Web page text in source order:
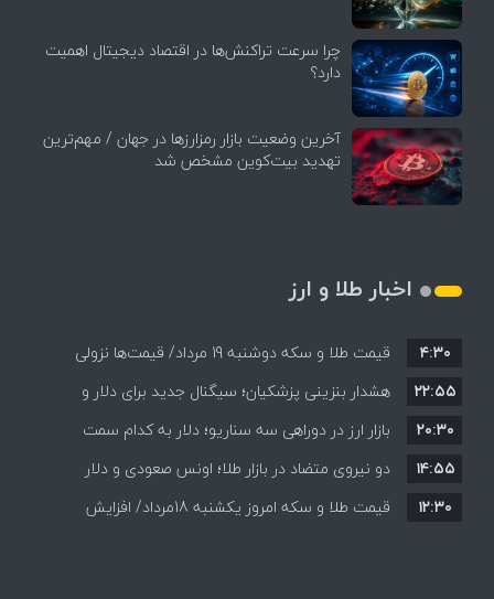
چرا سرعت تراکنش‌ها در اقتصاد دیجیتال اهمیت
دارد؟
آخرین وضعیت بازار رمزارزها در جهان / مهم‌ترین
تهدید بیت‌کوین مشخص شد
اخبار طلا و ارز
قیمت طلا و سکه دوشنبه 19 مرداد/ قیمت‌ها نزولی
۴:۳۰
هشدار بنزینی پزشکیان؛ سیگنال جدید برای دلار و
طلا؟
۲۲:۵۵
بازار ارز در دوراهی سه سناریو؛ دلار به کدام سمت
می‌رود؟
۲۰:۳۰
دو نیروی متضاد در بازار طلا؛ اونس صعودی و دلار
نزولی
۱۴:۵۵
قیمت طلا و سکه امروز یکشنبه 18مرداد/ افزایش
۱۲:۳۰